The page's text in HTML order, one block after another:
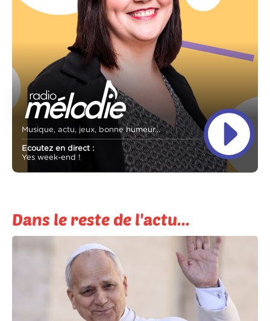
Musique, actu, jeux, bonne humeur...
Ecoutez en direct :
Yes week-end !
Dans le reste de l'actu...